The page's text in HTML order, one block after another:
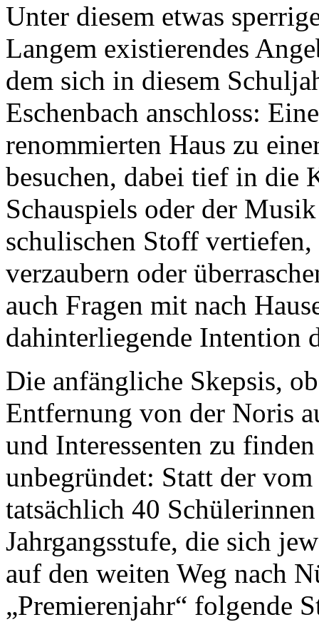
Unter diesem etwas
Langem existierendes
dem sich in diesem
Eschenbach anschloss:
renommierten Haus zu
besuchen, dabei tief in die
Schauspiels oder der
schulischen Stoff
verzaubern oder
auch Fragen mit nach
dahinterliegende Intention
Die anfängliche Skepsis,
Entfernung von der Noris
und Interessenten zu
unbegründet: Statt der
tatsächlich 40
Jahrgangsstufe, die sich
auf den weiten Weg nach
„Premierenjahr“ folgende